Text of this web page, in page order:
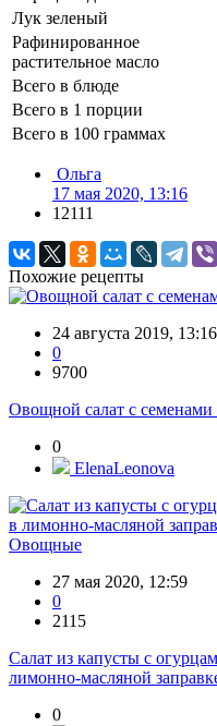
Лук зеленый
Рафинированное
растительное масло
Всего в блюде
Всего в 1 порции
Всего в 100 граммах
Ольга
17 мая 2020, 13:16
12111
Похожие рецепты
24 августа 2019, 13:16
0
9700
Овощной салат с семенами
0
ElenaLeonova
Овощные
27 мая 2020, 12:59
0
2115
Салат из капусты с
лимонно-масляной
0